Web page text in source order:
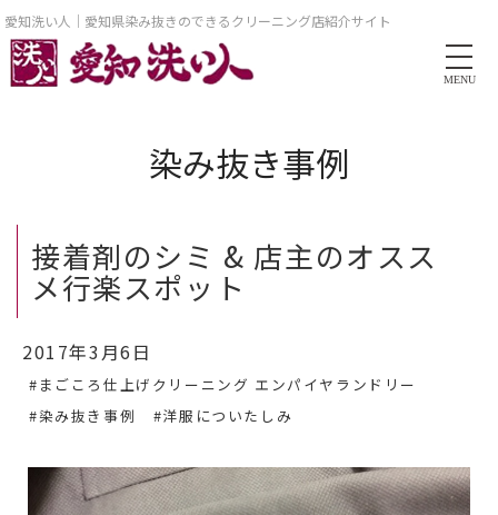
愛知洗い人｜愛知県染み抜きのできるクリーニング店紹介サイト
MENU
染み抜き事例
接着剤のシミ & 店主のオスス
メ行楽スポット
2017年3月6日
#まごころ仕上げクリーニング エンパイヤランドリー
#染み抜き事例
#洋服についたしみ